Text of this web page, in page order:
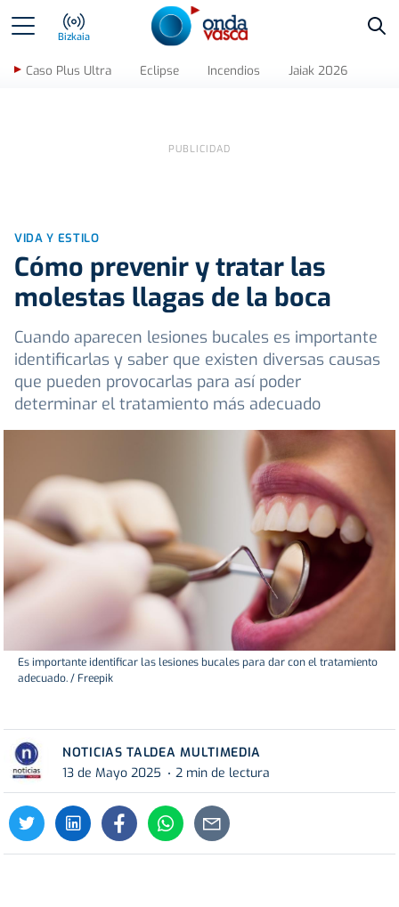
Bizkaia
Caso Plus Ultra Eclipse Incendios Jaiak 2026
VIDA Y ESTILO
Cómo prevenir y tratar las
molestas llagas de la boca
Cuando aparecen lesiones bucales es importante
identificarlas y saber que existen diversas causas
que pueden provocarlas para así poder
determinar el tratamiento más adecuado
Es importante identificar las lesiones bucales para dar con el tratamiento
adecuado. / Freepik
NOTICIAS TALDEA MULTIMEDIA
13 de Mayo 2025
2 min de lectura